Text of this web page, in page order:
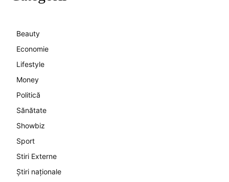
Beauty
Economie
Lifestyle
Money
Politică
Sănătate
Showbiz
Sport
Stiri Externe
Știri naționale